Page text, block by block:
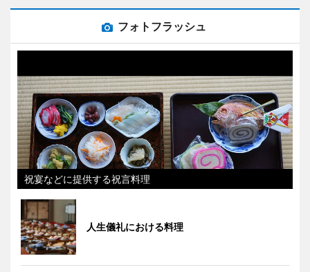
フォトフラッシュ
祝宴などに提供する祝言料理
人生儀礼における料理